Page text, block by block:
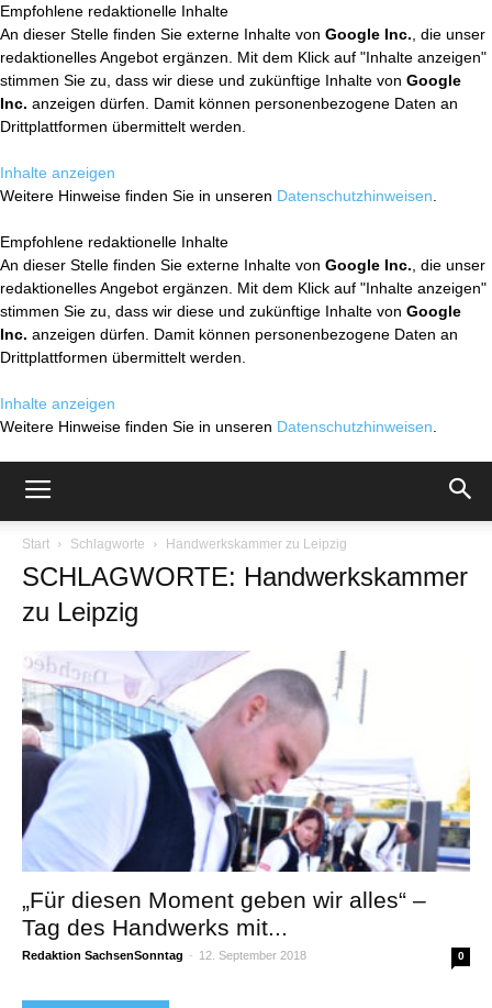
Empfohlene redaktionelle Inhalte
An dieser Stelle finden Sie externe Inhalte von Google Inc. , die unser
redaktionelles Angebot ergänzen. Mit dem Klick auf "Inhalte anzeigen"
stimmen Sie zu, dass wir diese und zukünftige Inhalte von Google
Inc. anzeigen dürfen. Damit können personenbezogene Daten an
Drittplattformen übermittelt werden.
Inhalte anzeigen
Weitere Hinweise finden Sie in unseren Datenschutzhinweisen
Empfohlene redaktionelle Inhalte
An dieser Stelle finden Sie externe Inhalte von Google Inc. , die unser
redaktionelles Angebot ergänzen. Mit dem Klick auf "Inhalte anzeigen"
stimmen Sie zu, dass wir diese und zukünftige Inhalte von Google
Inc. anzeigen dürfen. Damit können personenbezogene Daten an
Drittplattformen übermittelt werden.
Inhalte anzeigen
Weitere Hinweise finden Sie in unseren Datenschutzhinweisen
Start Schlagworte Handwerkskammer zu Leipzig
SCHLAGWORTE: Handwerkskammer
zu Leipzig
„Für diesen Moment geben wir alles“ –
Tag des Handwerks mit...
Redaktion SachsenSonntag - 12. September 2018 0